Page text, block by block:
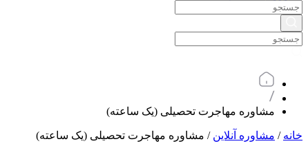
مشاوره مهاجرت تحصیلی (یک ساعته)
خانه / مشاوره آنلاین / مشاوره مهاجرت تحصیلی (یک ساعته)